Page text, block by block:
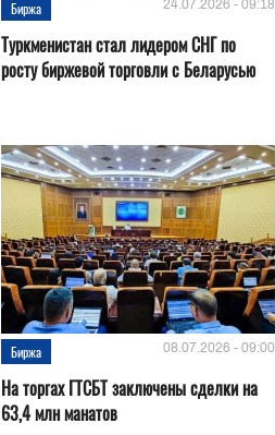
Биржа 24.07.2026 - 09:18
Туркменистан стал лидером СНГ по
росту биржевой торговли с Беларусью
Биржа 08.07.2026 - 09:00
На торгах ГТСБТ заключены сделки на
63,4 млн манатов